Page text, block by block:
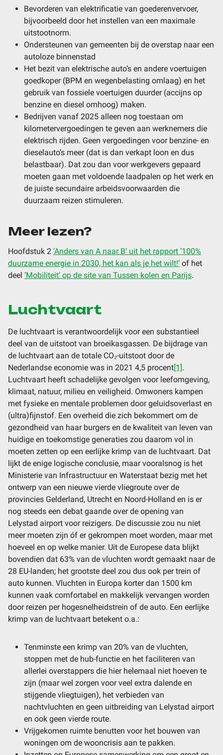
Bevorderen van elektrificatie van goederenvervoer,
bijvoorbeeld door het instellen van een maximale
uitstootnorm.
Ondersteunen van gemeenten bij de overstap naar een
autoloze binnenstad
Het bezit van elektrische auto’s en andere voertuigen
goedkoper (BPM en wegenbelasting omlaag) en het
gebruik van fossiele voertuigen duurder (accijns op
benzine en diesel omhoog) maken.
Bedrijven vanaf 2025 alleen nog toestaan om
kilometervergoedingen te geven aan werknemers die
elektrisch rijden. Geen vergoedingen voor benzine- en
dieselauto’s meer (dat is dan verkapt loon en dus
belastbaar). Dat zou dan voor werkgevers gepaard
moeten gaan met voldoende laadpalen op het werk en
de juiste secundaire arbeidsvoorwaarden die
duurzaam reizen stimuleren.
Meer lezen?
Hoofdstuk 2 ‘Anders van A naar B’ uit het rapport ‘100%
duurzame energie in 2030, het kan als je het wilt!’ of het
deel ‘Mobiliteit’ op de site van Tussen kolen en Parijs.
Luchtvaart
De luchtvaart is verantwoordelijk voor een substantieel
deel van de uitstoot van broeikasgassen. De bijdrage van
de luchtvaart aan de totale CO₂-uitstoot door de
Nederlandse economie was in 2021 4,5 procent[1].
Luchtvaart heeft schadelijke gevolgen voor leefomgeving,
klimaat, natuur, milieu en veiligheid. Omwoners kampen
met fysieke en mentale problemen door geluidsoverlast en
(ultra)fijnstof. Een overheid die zich bekommert om de
gezondheid van haar burgers en de kwaliteit van leven van
huidige en toekomstige generaties zou daarom vol in
moeten zetten op een eerlijke krimp van de luchtvaart. Dat
lijkt de enige logische conclusie, maar vooralsnog is het
Ministerie van Infrastructuur en Waterstaat bezig met het
ontwerp van een nieuwe vierde vliegroute over de
provincies Gelderland, Utrecht en Noord-Holland en is er
nog steeds een debat gaande over de opening van
Lelystad airport voor reizigers. De discussie zou nu niet
meer moeten zijn óf er gekrompen moet worden, maar met
hoeveel en op welke manier. Uit de Europese data blijkt
bovendien dat 63% van de vluchten wordt gemaakt naar de
28 EU-landen; het grootste deel zou dus ook per trein of
auto kunnen. Vluchten in Europa korter dan 1500 km
kunnen vaak comfortabel en makkelijk vervangen worden
door reizen per hogesnelheidstrein of de auto. Een eerlijke
krimp van de luchtvaart betekent o.a.:
Tenminste een krimp van 20% van de vluchten,
stoppen met de hub-functie en het faciliteren van
allerlei overstappers die hier helemaal niet hoeven te
zijn (maar wel zorgen voor veel extra dalende en
stijgende vliegtuigen), het verbieden van
nachtvluchten en geen uitbreiding van Lelystad airport
en ook geen vierde route.
Vrijgekomen ruimte benutten voor het bouwen van
woningen om de wooncrisis aan te pakken.